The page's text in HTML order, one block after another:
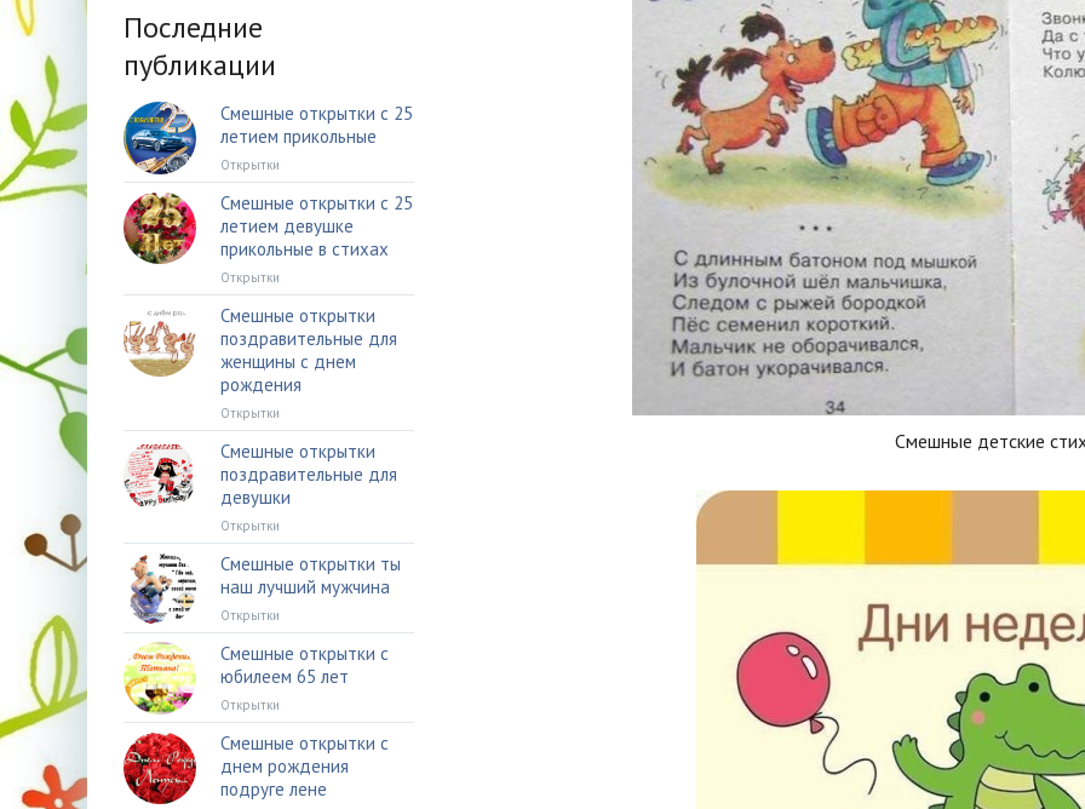
Смешные детские
Последние
публикации
Смешные открытки с 25
летием прикольные
Открытки
Смешные открытки с 25
летием девушке
прикольные в стихах
Открытки
Смешные открытки
поздравительные для
женщины с днем
рождения
Открытки
Смешные открытки
поздравительные для
девушки
Открытки
Смешные открытки ты
наш лучший мужчина
Открытки
Смешные открытки с
юбилеем 65 лет
Открытки
Смешные открытки с
днем рождения
подруге лене